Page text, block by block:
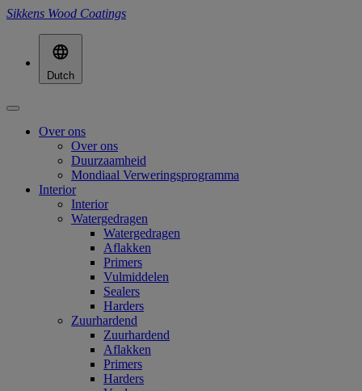
Sikkens Wood Coatings
Dutch
Over ons
Over ons
Duurzaamheid
Mondiaal Verweringsprogramma
Interior
Interior
Watergedragen
Watergedragen
Aflakken
Primers
Vulmiddelen
Sealers
Harders
Zuurhardend
Zuurhardend
Aflakken
Primers
Harders